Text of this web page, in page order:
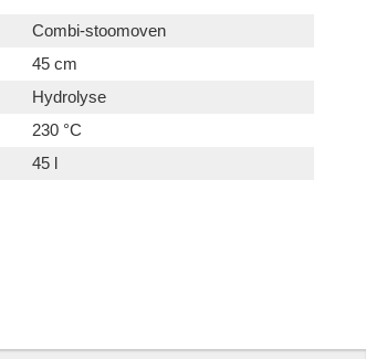
Combi-stoomoven
45 cm
Hydrolyse
230 °C
45 l